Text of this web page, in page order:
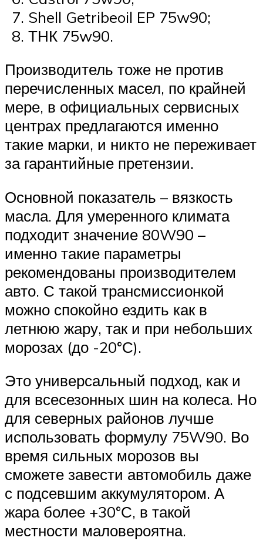
Shell Getribeoil EP 75w90;
ТНК 75w90.
Производитель тоже не против
перечисленных масел, по крайней
мере, в официальных сервисных
центрах предлагаются именно
такие марки, и никто не переживает
за гарантийные претензии.
Основной показатель – вязкость
масла. Для умеренного климата
подходит значение 80W90 –
именно такие параметры
рекомендованы производителем
авто. С такой трансмиссионкой
можно спокойно ездить как в
летнюю жару, так и при небольших
морозах (до -20°С).
Это универсальный подход, как и
для всесезонных шин на колеса. Но
для северных районов лучше
использовать формулу 75W90. Во
время сильных морозов вы
сможете завести автомобиль даже
с подсевшим аккумулятором. А
жара более +30°С, в такой
местности маловероятна.